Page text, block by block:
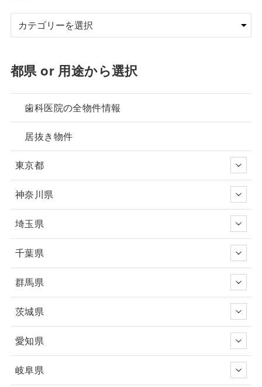
都県 or 用途から選択
歯科医院の全物件情報
居抜き物件
東京都
神奈川県
埼玉県
千葉県
群馬県
茨城県
愛知県
岐阜県